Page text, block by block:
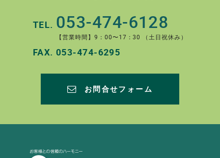
TEL. 053-474-6128
【営業時間】9：00〜17：30 （土日祝休み）
FAX. 053-474-6295
お問合せフォーム